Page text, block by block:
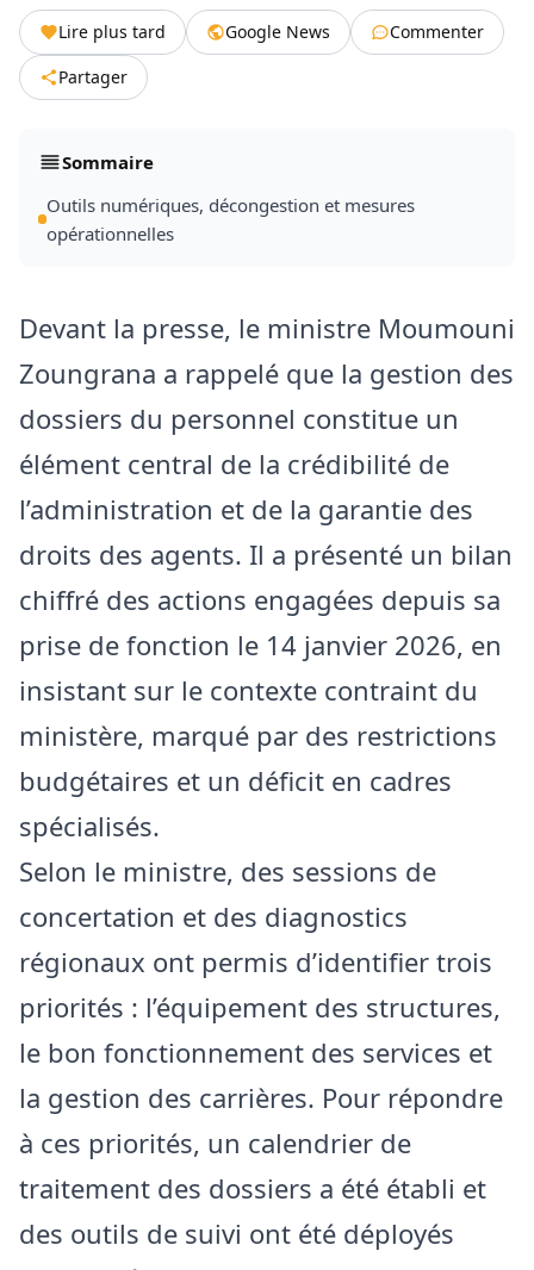
Lire plus tard Google News
Commenter
Partager
Sommaire
Outils numériques, décongestion et mesures
opérationnelles
Devant la presse, le ministre Moumouni
Zoungrana a rappelé que la gestion des
dossiers du personnel constitue un
élément central de la crédibilité de
l’administration et de la garantie des
droits des agents. Il a présenté un bilan
chiffré des actions engagées depuis sa
prise de fonction le 14 janvier 2026, en
insistant sur le contexte contraint du
ministère, marqué par des restrictions
budgétaires et un déficit en cadres
spécialisés.
Selon le ministre, des sessions de
concertation et des diagnostics
régionaux ont permis d’identifier trois
priorités : l’équipement des structures,
le bon fonctionnement des services et
la gestion des carrières. Pour répondre
à ces priorités, un calendrier de
traitement des dossiers a été établi et
des outils de suivi ont été déployés